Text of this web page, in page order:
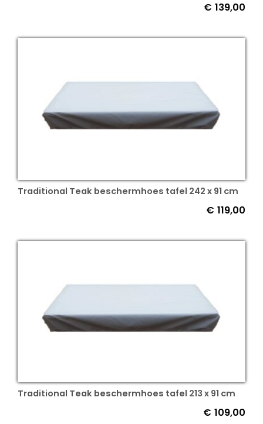
€ 139,00
Traditional Teak beschermhoes tafel 242 x 91 cm
€ 119,00
Traditional Teak beschermhoes tafel 213 x 91 cm
€ 109,00